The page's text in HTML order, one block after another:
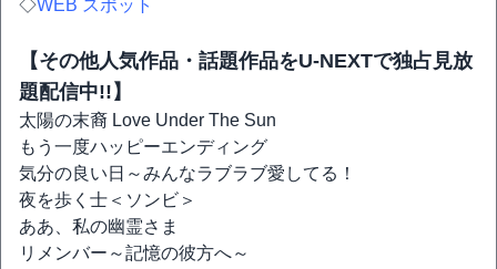
◇WEB スポット
【その他人気作品・話題作品をU-NEXTで独占見放
題配信中!!】
太陽の末裔 Love Under The Sun
もう一度ハッピーエンディング
気分の良い日～みんなラブラブ愛してる！
夜を歩く士＜ソンビ＞
ああ、私の幽霊さま
リメンバー～記憶の彼方へ～